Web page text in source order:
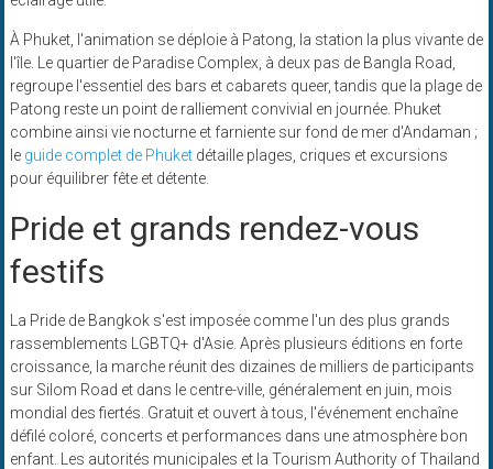
À Phuket, l'animation se déploie à Patong, la station la plus vivante de
l'île. Le quartier de Paradise Complex, à deux pas de Bangla Road,
regroupe l'essentiel des bars et cabarets queer, tandis que la plage de
Patong reste un point de ralliement convivial en journée. Phuket
combine ainsi vie nocturne et farniente sur fond de mer d'Andaman ;
le guide complet de Phuketdétaille plages, criques et excursions
pour équilibrer fête et détente.
Pride et grands rendez-vous
festifs
La Pride de Bangkok s'est imposée comme l'un des plus grands
rassemblements LGBTQ+ d'Asie. Après plusieurs éditions en forte
croissance, la marche réunit des dizaines de milliers de participants
sur Silom Road et dans le centre-ville, généralement en juin, mois
mondial des fiertés. Gratuit et ouvert à tous, l'événement enchaîne
défilé coloré, concerts et performances dans une atmosphère bon
enfant. Les autorités municipales et la Tourism Authority of Thailand